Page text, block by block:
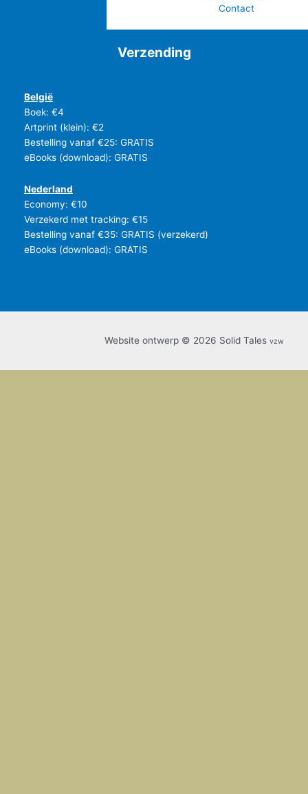
Contact
Verzending
België
Boek: €4
Artprint (klein): €2
Bestelling vanaf €25: GRATIS
eBooks (download): GRATIS
Nederland
Economy: €10
Verzekerd met tracking: €15
Bestelling vanaf €35: GRATIS (verzekerd)
eBooks (download): GRATIS
Website ontwerp © 2026 Solid Tales vzw